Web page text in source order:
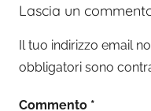
Lascia un
Il tuo indirizzo email
obbligatori sono
Commento *